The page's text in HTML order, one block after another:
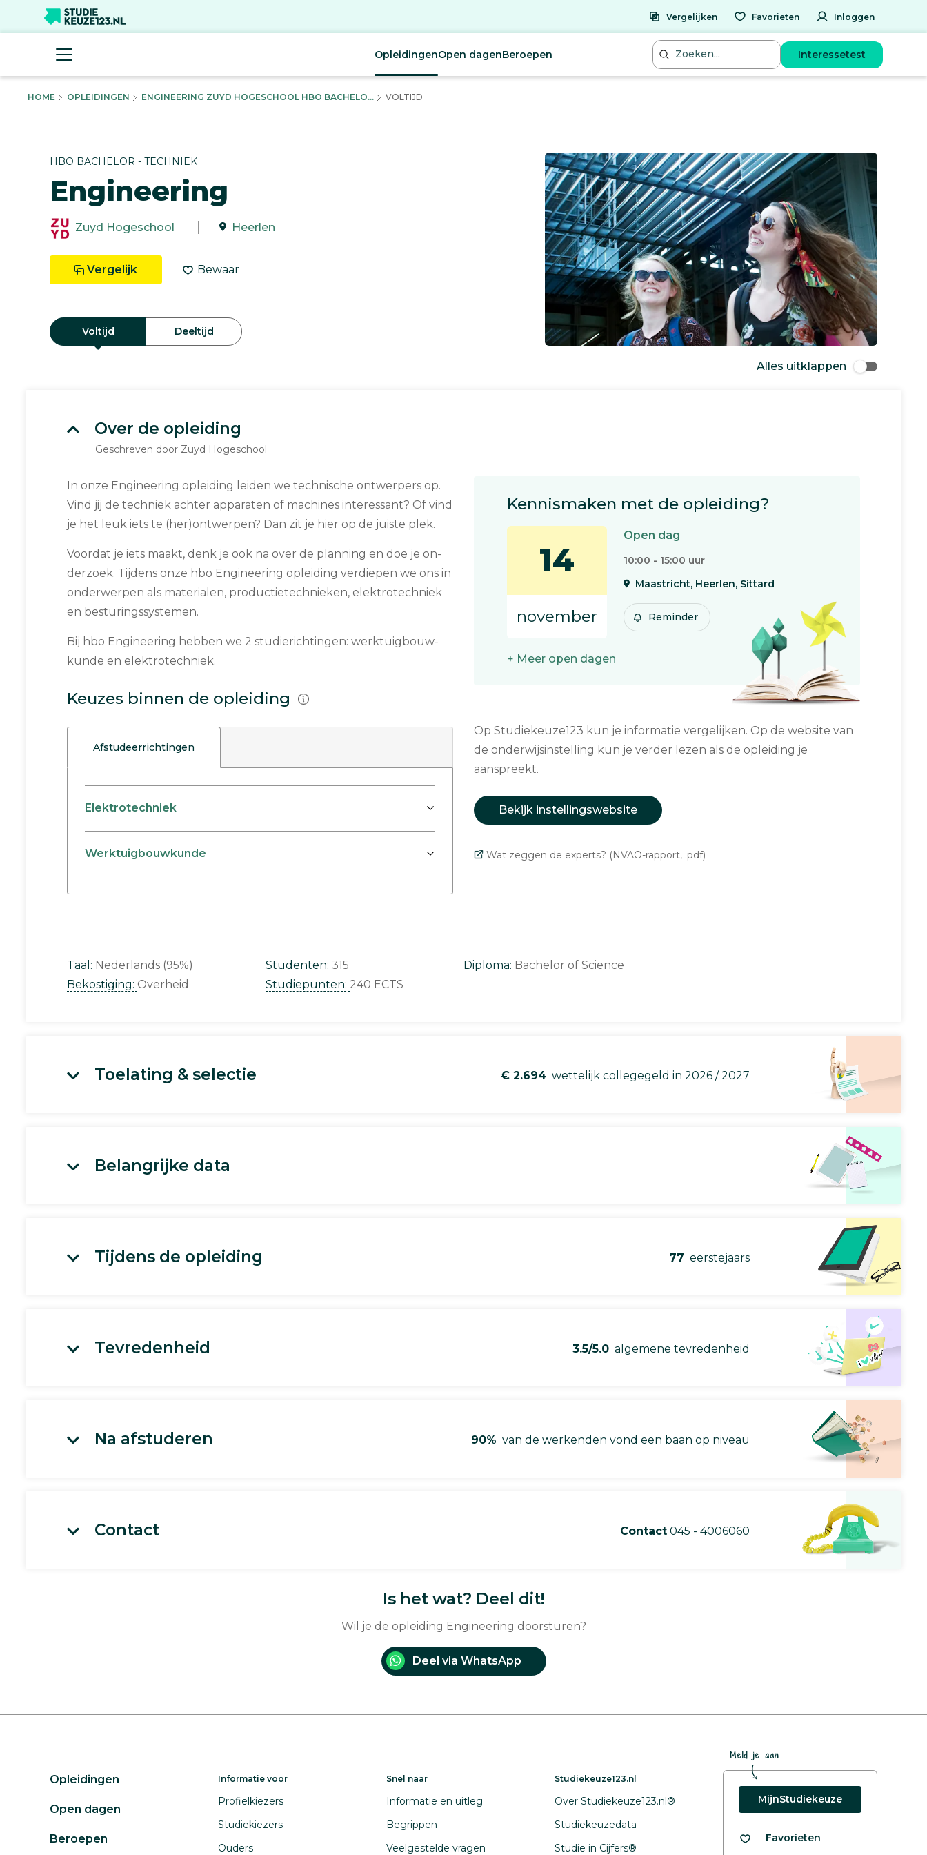
Vergelijken Favorieten Inloggen
OpleidingenOpen dagenBeroepen Interessetest
HOME OPLEIDINGEN ENGINEERING ZUYD HOGESCHOOL HBO BACHELO... VOLTIJD
HBO BACHELOR - TECHNIEK
Engineering
Zuyd Hogeschool Heerlen
Vergelijk Bewaar
Voltijd Deeltijd
Alles uitklappen
Over de opleiding
Geschreven door Zuyd Hogeschool
In onze En­gi­nee­ring op­lei­ding leiden we tech­ni­sche ont­wer­pers op.
Vind jij de techniek achter ap­pa­ra­ten of machines in­te­res­sant? Of vind
je het leuk iets te (her)ont­wer­pen? Dan zit je hier op de juiste plek.
Voordat je iets maakt, denk je ook na over de planning en doe je on­
der­zoek. Tijdens onze hbo En­gi­nee­ring op­lei­ding ver­die­pen we ons in
on­der­wer­pen als ma­te­ri­a­len, pro­duc­tie­tech­nie­ken, elek­tro­tech­niek
en be­stu­rings­sys­te­men.
Bij hbo En­gi­nee­ring hebben we 2 stu­die­rich­tin­gen: werk­tuig­bouw­
kun­de en elek­tro­tech­niek.
Keuzes binnen de opleiding
Afstudeerrichtingen
Elektrotechniek
Werktuigbouwkunde
Kennismaken met de opleiding?
14
november
Open dag
10:00 - 15:00 uur
Maastricht, Heerlen, Sittard
Reminder
+ Meer open dagen
Op Studiekeuze123 kun je informatie vergelijken. Op de website van
de onderwijsinstelling kun je verder lezen als de opleiding je
aanspreekt.
Bekijk instellingswebsite
Wat zeggen de experts? (NVAO-rapport, .pdf)
Taal: Nederlands (95%)
Bekostiging: Overheid
Studenten: 315
Studiepunten: 240 ECTS
Diploma: Bachelor of Science
Toelating & selectie € 2.694 wettelijk collegegeld in 2026 / 2027
Belangrijke data
Tijdens de opleiding 77 eerstejaars
Tevredenheid 3.5/5.0 algemene tevredenheid
Na afstuderen 90% van de werkenden vond een baan op niveau
Contact Contact 045 - 4006060
Is het wat? Deel dit!
Wil je de opleiding Engineering doorsturen?
Deel via WhatsApp
Opleidingen
Open dagen
Beroepen
Informatie voor
Profielkiezers
Studiekiezers
Ouders
Snel naar
Informatie en uitleg
Begrippen
Veelgestelde vragen
Studiekeuze123.nl
Over Studiekeuze123.nl®
Studiekeuzedata
Studie in Cijfers®
Meld je aan
MijnStudiekeuze
Favorieten